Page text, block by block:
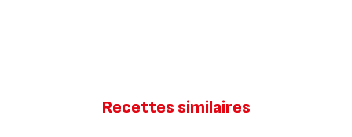
Recettes similaires